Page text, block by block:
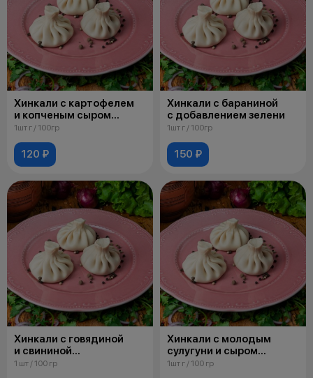
Хинкали с картофелем
и копченым сыром
сулугуни
1шт г / 100гр
120 ₽
Хинкали с бараниной
с добавлением зелени
1шт г / 100гр
150 ₽
Хинкали с говядиной
и свининой
с добавлением зелени
1 шт / 100 гр
Хинкали с молодым
сулугуни и сыром
страчателла
1шт г / 100 гр